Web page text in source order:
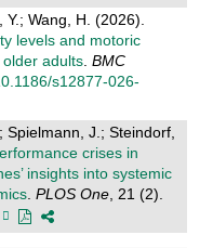
Y.; Wang, H. (2026).
levels and motoric
adults. BMC
s12877-026-
Spielmann, J.; Steindorf,
crises in
insights into systemic
. PLOS One, 21 (2).